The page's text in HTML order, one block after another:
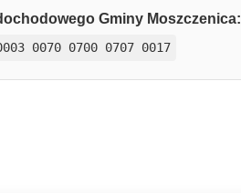
Gminy Moszczenica:
0070 0700 0707 0017